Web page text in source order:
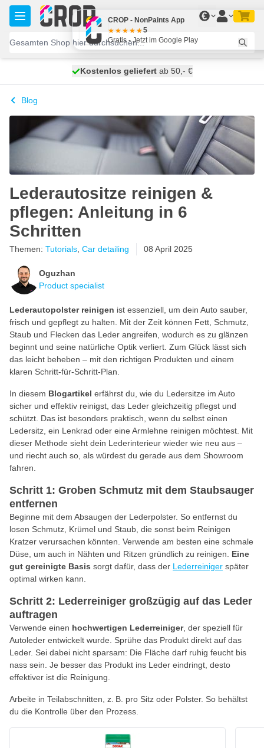
Zum Inhalt springen
€
heute versendet
Kostenlos geliefertab 50,- €
100 Tage
Blog
Lederautositze reinigen &
pflegen: Anleitung in 6
Schritten
Themen: Tutorials Car detailing 08 April 2025
Oguzhan
Product specialist
Lederautopolster reinigen ist essenziell, um dein Auto sauber,
frisch und gepflegt zu halten. Mit der Zeit können Fett, Schmutz,
Staub und Flecken das Leder angreifen, wodurch es zu glänzen
beginnt und seine natürliche Optik verliert. Zum Glück lässt sich
das leicht beheben – mit den richtigen Produkten und einem
klaren Schritt-für-Schritt-Plan.
In diesem Blogartikel erfährst du, wie du Ledersitze im Auto
sicher und effektiv reinigst, das Leder gleichzeitig pflegst und
schützt. Das ist besonders praktisch, wenn du selbst einen
Ledersitz, ein Lenkrad oder eine Armlehne reinigen möchtest. Mit
dieser Methode sieht dein Lederinterieur wieder wie neu aus –
und riecht auch so, als würdest du gerade aus dem Showroom
fahren.
Schritt 1: Groben Schmutz mit dem Staubsauger
entfernen
Beginne mit dem Absaugen der Lederpolster. So entfernst du
losen Schmutz, Krümel und Staub, die sonst beim Reinigen
Kratzer verursachen könnten. Verwende am besten eine schmale
Düse, um auch in Nähten und Ritzen gründlich zu reinigen. Eine
gut gereinigte Basis sorgt dafür, dass der Lederreiniger später
optimal wirken kann.
Schritt 2: Lederreiniger großzügig auf das Leder
auftragen
Verwende einen hochwertigen Lederreiniger, der speziell für
Autoleder entwickelt wurde. Sprühe das Produkt direkt auf das
Leder. Sei dabei nicht sparsam: Die Fläche darf ruhig feucht bis
nass sein. Je besser das Produkt ins Leder eindringt, desto
effektiver ist die Reinigung.
Arbeite in Teilabschnitten, z. B. pro Sitz oder Polster. So behältst
du die Kontrolle über den Prozess.
CROP - NonPaints App
5
Gratis - Jetzt im Google Play